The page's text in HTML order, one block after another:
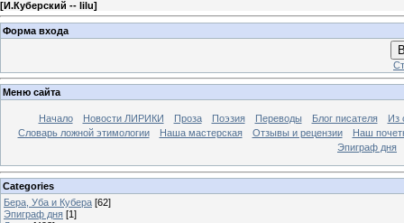
[И.Куберский -- lilu]
Форма входа
Меню сайта
Начало Новости ЛИРИКИ Проза Поэзия Переводы Блог писателя
Из
Словарь ложной этимологии
Наша мастерская Отзывы и рецензии
Наш
Эпиграф дня
Categories
Бера, Уба и Кубера [62]
Эпиграф дня [1]